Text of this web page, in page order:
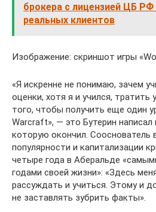
брокера с лицензией ЦБ
реальных клиентов
Изображение: скриншот игры
«Я искренне не понимаю, зачем
оценки, хотя я и учился, тратить
того, чтобы получить еще один
Warcraft», — это Бутерин
которую окончил. Сооснователь
популярности и капитализации
четыре года в Аберальде
годами своей жизни»: «Здесь
рассуждать и учиться. Этому и
не заставлять зубрить факты».